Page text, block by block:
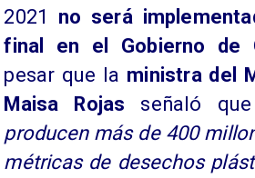
2021 no será
final en el Gobierno de
pesar que la ministra del
Maisa Rojas señaló que
producen más de 400
métricas de desechos